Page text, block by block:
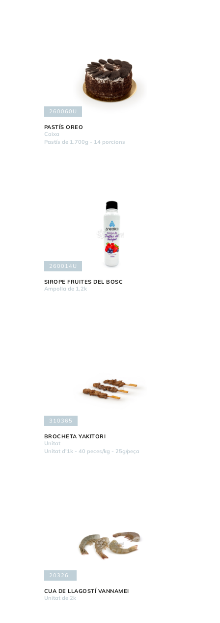
260060U
PASTÍS OREO
Caixa
Pastís de 1.700g - 14 porcions
260014U
SIROPE FRUITES DEL BOSC
Ampolla de 1,2k
310365
BROCHETA YAKITORI
Unitat
Unitat d'1k - 40 peces/kg - 25g/peça
20326
CUA DE LLAGOSTÍ VANNAMEI
Unitat de 2k